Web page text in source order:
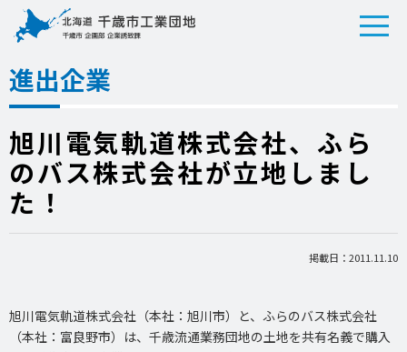
進出企業
旭川電気軌道株式会社、ふら
のバス株式会社が立地しまし
た！
掲載日：2011.11.10
旭川電気軌道株式会社（本社：旭川市）と、ふらのバス株式会社
（本社：富良野市）は、千歳流通業務団地の土地を共有名義で購入